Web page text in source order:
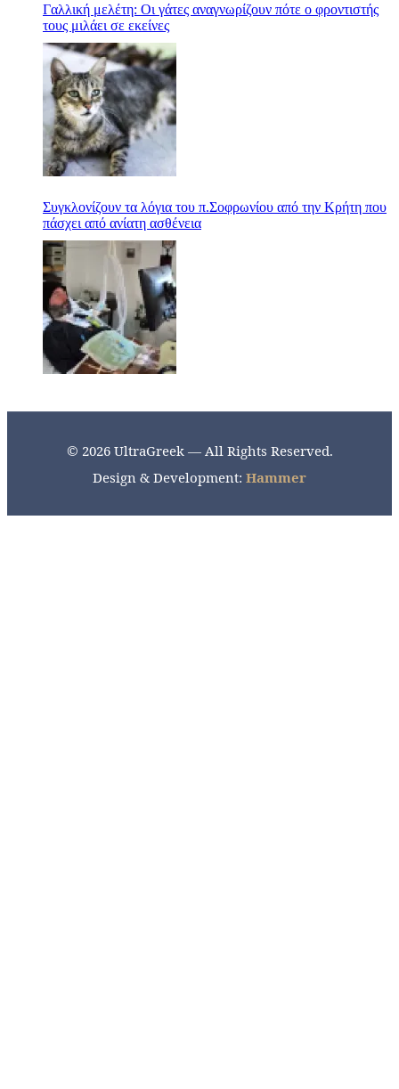
Γαλλική μελέτη: Οι γάτες αναγνωρίζουν πότε ο φροντιστής
τους μιλάει σε εκείνες
Συγκλονίζουν τα λόγια του π.Σοφρωνίου από την Κρήτη που
πάσχει από ανίατη ασθένεια
© 2026 UltraGreek — All Rights Reserved.
Design & Development: Hammer